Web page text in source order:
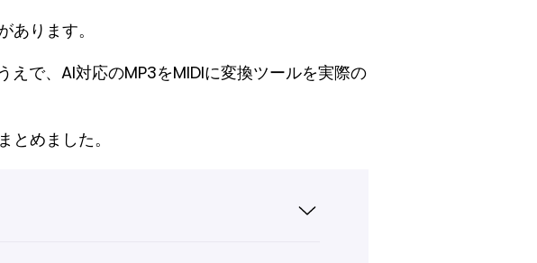
ります。
で、AI対応のMP3をMIDIに変換ツールを実際の
めました。